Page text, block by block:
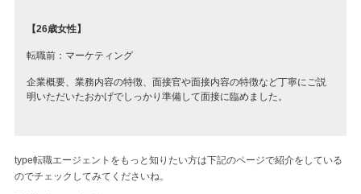
【26歳女性】
転職前：マーケティング
企業概要、業務内容の特徴、面接官や面接内容の特徴など丁寧にご説
明いただいたおかげでしっかり準備して面接に臨めました。
type転職エージェントをもっと知りたい方は下記のページで紹介をしている
のでチェックしてみてくださいね。